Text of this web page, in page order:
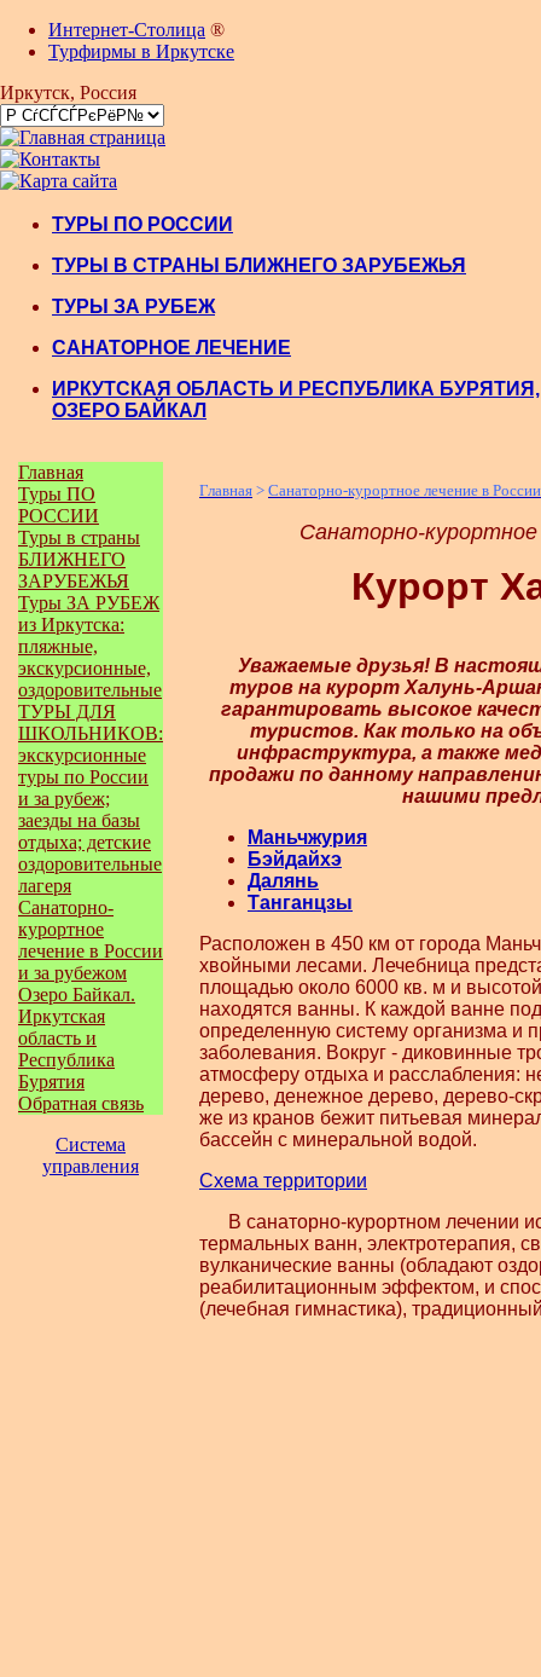
Интернет-Столица ®
Турфирмы в Иркутске
Иркутск, Россия
ТУРЫ ПО РОССИИ
ТУРЫ В СТРАНЫ БЛИЖНЕГО ЗАРУБЕЖЬЯ
ТУРЫ ЗА РУБЕЖ
САНАТОРНОЕ ЛЕЧЕНИЕ
ИРКУТСКАЯ ОБЛАСТЬ И РЕСПУБЛИКА БУРЯТИЯ,
ОЗЕРО БАЙКАЛ
Главная
Туры ПО
РОССИИ
Туры в страны
БЛИЖНЕГО
ЗАРУБЕЖЬЯ
Туры ЗА РУБЕЖ
из Иркутска:
пляжные,
экскурсионные,
оздоровительные
ТУРЫ ДЛЯ
ШКОЛЬНИКОВ:
экскурсионные
туры по России
и за рубеж;
заезды на базы
отдыха; детские
оздоровительные
лагеря
Санаторно-
курортное
лечение в России
и за рубежом
Озеро Байкал.
Иркутская
область и
Республика
Бурятия
Обратная связь
Система
управления
Главная > Санаторно-курортное лечение в
Санаторно-курортное
Курорт
Уважаемые друзья! В
туров на курорт Халунь-
гарантировать высокое
туристов. Как только на
инфраструктура, а также
продажи по данному
нашими
Маньчжурия
Бэйдайхэ
Далянь
Танганцзы
Расположен в 450 км от города
хвойными лесами. Лечебница
площадью около 6000 кв. м и
находятся ванны. К каждой ванне
определенную систему организма и
заболевания. Вокруг - диковинные
атмосферу отдыха и расслабления:
дерево, денежное дерево, дерево-
же из кранов бежит питьевая
бассейн с минеральной водой.
Схема территории
В санаторно-курортном лечении
термальных ванн, электротерапия,
вулканические ванны (обладают
реабилитационным эффектом, и
(лечебная гимнастика),